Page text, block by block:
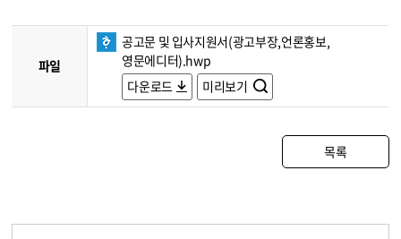
파일
공고문 및 입사지원서(광고부장,언론홍보,
영문에디터).hwp
다운로드
미리보기
목록